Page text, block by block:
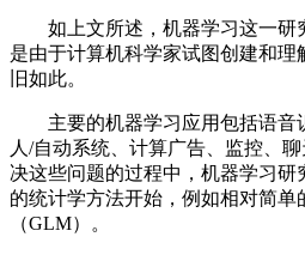
如上文所述，机器学习这一研
是由于计算机科学家试图创建和
旧如此。
主要的机器学习应用包括语音
人/自动系统、计算广告、监控、
决这些问题的过程中，机器学习
的统计学方法开始，例如相对简单
（GLM）。